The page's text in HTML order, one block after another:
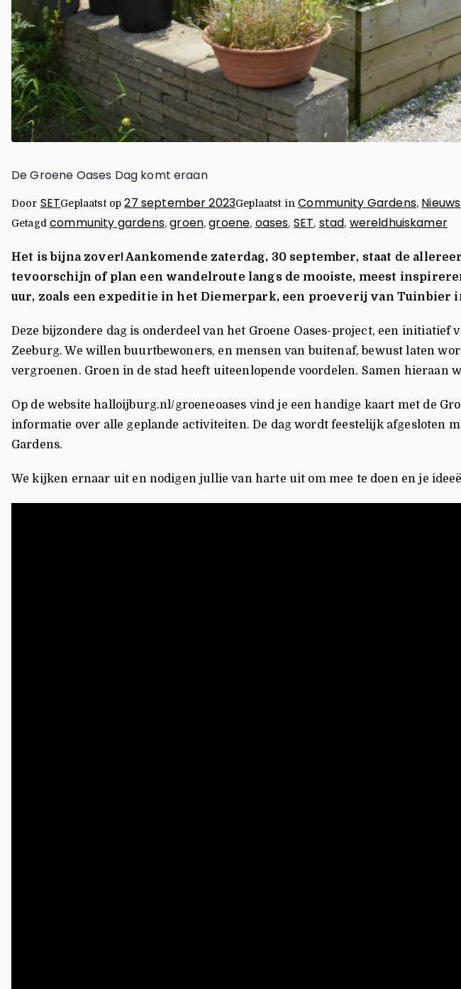
De Groene Oases Dag komt eraan
Door SETGeplaatst op27 september 2023Geplaatst inCommunity Gardens, Nieuws
Getagdcommunity gardens,groen,groene, oases, SET, stad, wereldhuiskamer
Het is bijna zover! Aankomende zaterdag, 30 september, staat de
tevoorschijn of plan een wandelroute langs de mooiste, meest
uur, zoals een expeditie in het Diemerpark, een proeverij van Tuinbier
Deze bijzondere dag is onderdeel van het Groene Oases-project, een
Zeeburg. We willen buurtbewoners, en mensen van buitenaf, bewust laten
vergroenen. Groen in de stad heeft uiteenlopende voordelen. Samen hieraan
Op de website halloijburg.nl/groeneoases vind je een handige kaart met de
informatie over alle geplande activiteiten. De dag wordt feestelijk afgesloten
Gardens.
We kijken ernaar uit en nodigen jullie van harte uit om mee te doen en je